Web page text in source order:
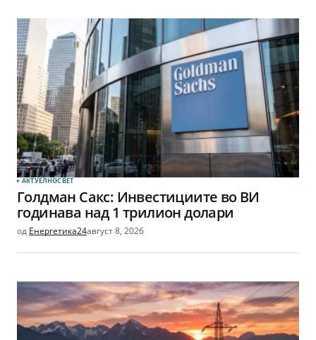
АКТУЕЛНОСВЕТ
Голдман Сакс: Инвестициите во ВИ
годинава над 1 трилион долари
од Енергетика24август 8, 2026